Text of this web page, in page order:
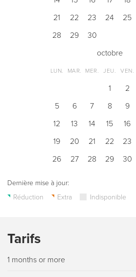
21
22 23 24 25
28
29
30
octobre
LUN. MAR. MER. JEU. VEN.
1 2
5
6 7 8 9
12
13 14 15 16
19
20 21 22 23
26
27 28 29 30
Dernière mise à jour:
Réduction
Extra Indisponible
Tarifs
1 months or more